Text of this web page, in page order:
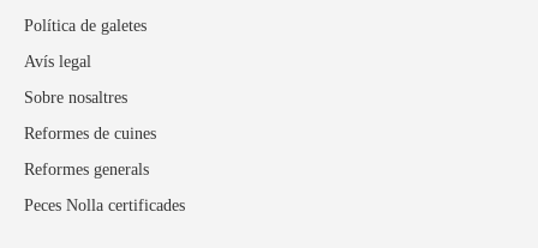
Política de galetes
Avís legal
Sobre nosaltres
Reformes de cuines
Reformes generals
Peces Nolla certificades